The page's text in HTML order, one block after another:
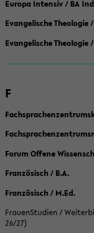
Europa Intensiv / BA
Evangelische Theologie
Evangelische Theologie
F
Forum Offene
Französisch / B.A.
Französisch / M.Ed.
FrauenStudien /
26/27)